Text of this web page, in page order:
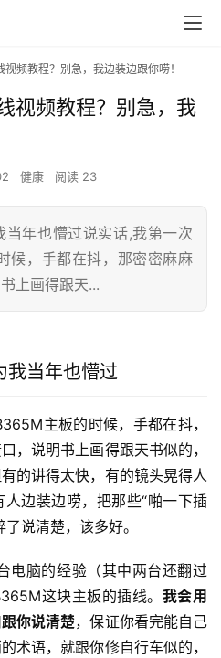
频教程？别急，我边装边跟你唠！
视频教程？别急，我
健康 阅读 23
年也懵过说实话,我第一次
候，手都在抖，那密密麻麻
上画得跟天...
我当年也懵过
主板的时候，手都在抖，
，说明书上画得跟天书似的，
的讲得太快，有的镜头晃得人
边装边唠，把那些“啪一下插
说清楚，该多好。
电脑的经验（其中两台还翻过
这块主板的插线。 我会用
你说清楚，保证你看完能自己
术语，就跟你修自行车似的，